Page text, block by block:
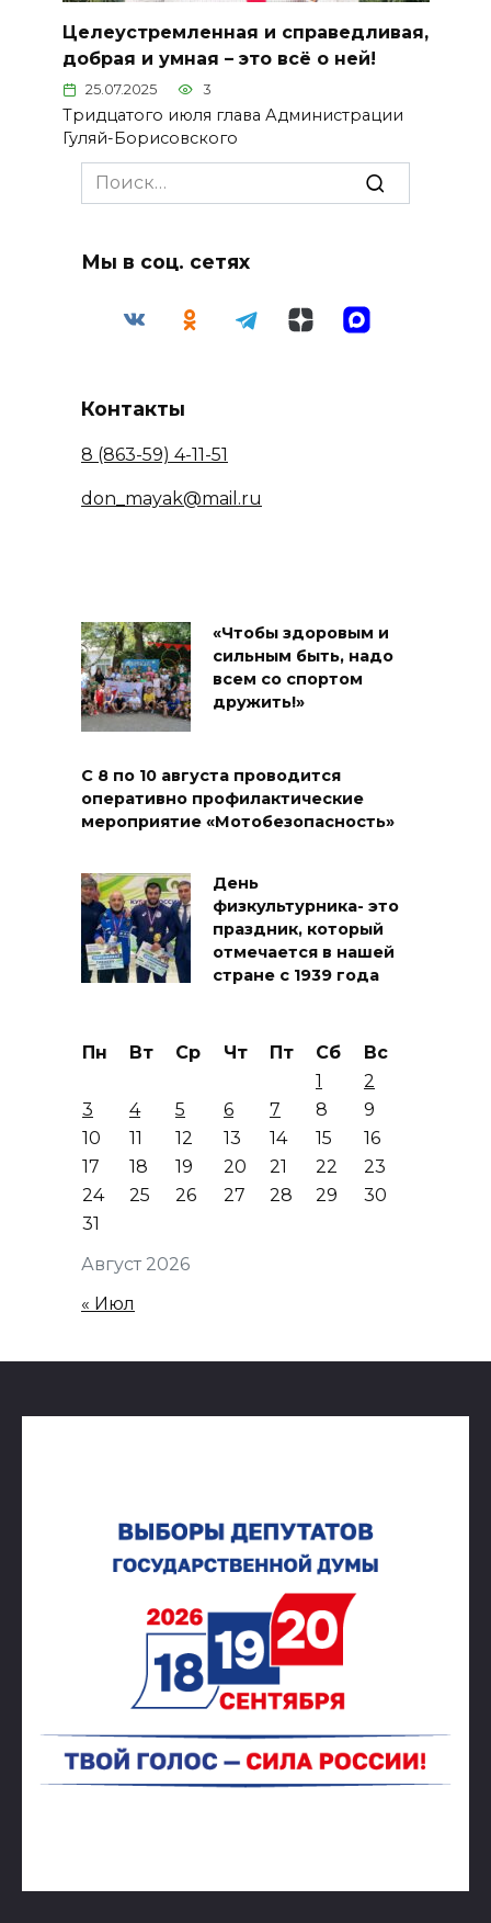
Целеустремленная и справедливая,
добрая и умная – это всё о ней!
25.07.2025 3
Тридцатого июля глава Администрации
Гуляй-Борисовского
Search
for:
Мы в соц. сетях
Контакты
8 (863-59) 4-11-51
don_mayak@mail.ru
«Чтобы здоровым и
сильным быть, надо
всем со спортом
дружить!»
С 8 по 10 августа проводится
оперативно профилактические
мероприятие «Мотобезопасность»
День
физкультурника- это
праздник, который
отмечается в нашей
стране с 1939 года
Август 2026
Пн Вт Ср Чт Пт Сб
Вс
1
2
3
4 5 6 7 8
9
10
11 12 13 14 15
16
17
18 19 20 21 22
23
24
25 26 27 28 29
30
31
« Июл